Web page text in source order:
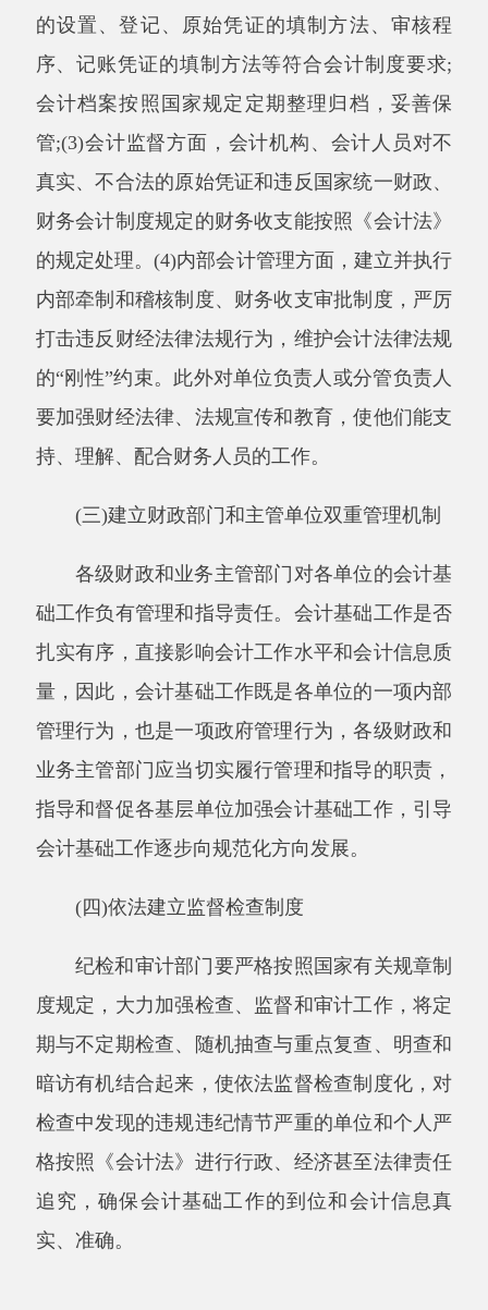
期与不定期检查、随机抽查与重点复查、明查和
暗访有机结合起来，使依法监督检查制度化，对
检查中发现的违规违纪情节严重的单位和个人严
格按照《会计法》进行行政、经济甚至法律责任
克陶县财政局
021年2月25
码：6530220001
编：845550
地 址：新疆阿克陶县文化东路188号 法律声明
中国互联网举报中心
新公网安备65302202000102号
新ICP备
12003422号
关于我们